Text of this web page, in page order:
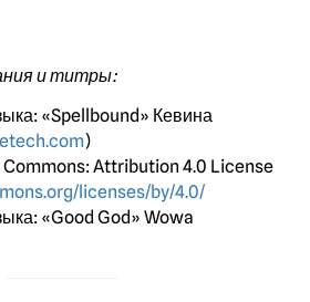
и титры:
«Spellbound» Кевина
)
Attribution 4.0 License
licenses/by/4.0/
«Good God» Wowa